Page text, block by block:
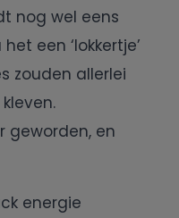
nog wel eens
een ‘lokkertje’
zouden allerlei
geworden, en
energie